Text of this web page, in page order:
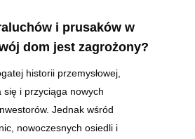
i prusaków w
dom jest zagrożony?
historii przemysłowej,
się i przyciąga nowych
Jednak wśród
nowoczesnych osiedli i